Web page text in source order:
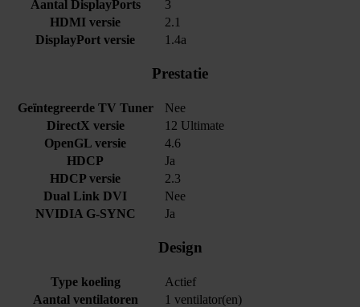
Aantal DisplayPorts
3
HDMI versie
2.1
DisplayPort versie
1.4a
Prestatie
Geïntegreerde TV Tuner
Nee
DirectX versie
12 Ultimate
OpenGL versie
4.6
HDCP
Ja
HDCP versie
2.3
Dual Link DVI
Nee
NVIDIA G-SYNC
Ja
Design
Type koeling
Actief
Aantal ventilatoren
1 ventilator(en)